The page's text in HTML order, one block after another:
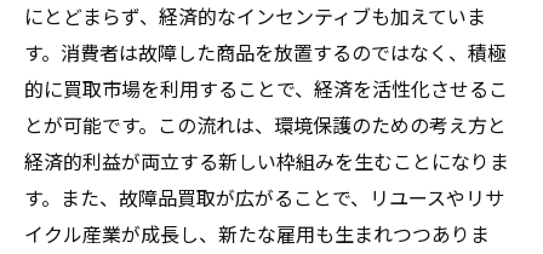
にとどまらず、経済的なインセンティブも加えていま
す。消費者は故障した商品を放置するのではなく、積極
的に買取市場を利用することで、経済を活性化させるこ
とが可能です。この流れは、環境保護のための考え方と
経済的利益が両立する新しい枠組みを生むことになりま
す。また、故障品買取が広がることで、リユースやリサ
イクル産業が成長し、新たな雇用も生まれつつありま